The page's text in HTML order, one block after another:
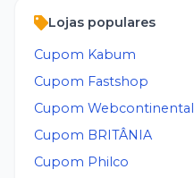
Lojas populares
Cupom Kabum
Cupom Fastshop
Cupom Webcontinental
Cupom BRITÂNIA
Cupom Philco